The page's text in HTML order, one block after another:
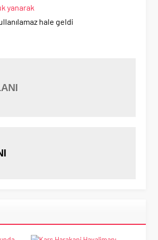
hale geldi